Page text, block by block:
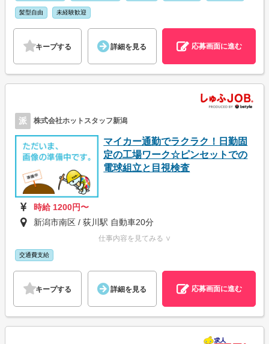
髪型自由 未経験歓迎
キープする 詳細を見る 応募画面に進む
派 株式会社ホットスタッフ新潟
マイカー通勤でラクラク！日勤固
定の工場ワーク☆ピンセットでの
電球組立と目視検査
時給 1200円〜
新潟市南区 / 荻川駅 自動車20分
仕事内容を見てみる ∨
交通費支給
キープする 詳細を見る 応募画面に進む